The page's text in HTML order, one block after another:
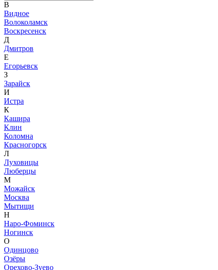
В
Видное
Волоколамск
Воскресенск
Д
Дмитров
Е
Егорьевск
З
Зарайск
И
Истра
К
Кашира
Клин
Коломна
Красногорск
Л
Луховицы
Люберцы
М
Можайск
Москва
Мытищи
Н
Наро-Фоминск
Ногинск
О
Одинцово
Озёры
Орехово-Зуево